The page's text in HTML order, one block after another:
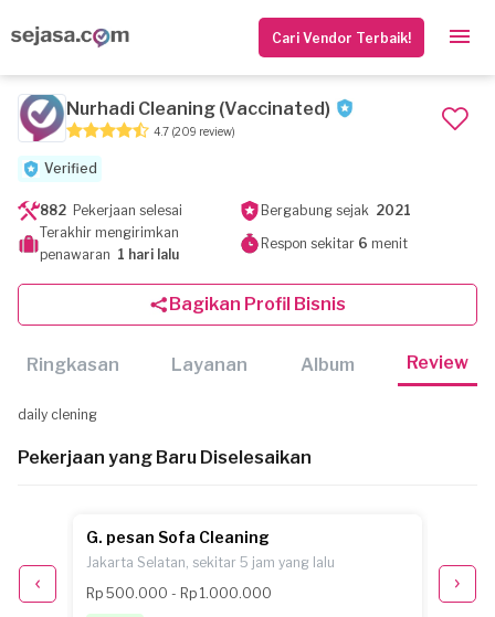
Cari Vendor Terbaik!
Nurhadi Cleaning (Vaccinated)
4.7 (209 review)
Verified
882 Pekerjaan selesai Bergabung sejak 2021
Terakhir mengirimkan
penawaran 1 hari lalu
Respon sekitar 6 menit
Bagikan Profil Bisnis
Ringkasan Layanan Album Review
daily clening
Pekerjaan yang Baru Diselesaikan
G. pesan Sofa Cleaning
Jakarta Selatan, sekitar 5 jam yang lalu
Rp 500.000 - Rp 1.000.000